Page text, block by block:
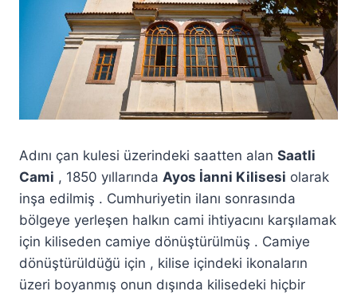
Adını çan kulesi üzerindeki saatten alan Saatli
Cami , 1850 yıllarında Ayos İanni Kilisesi olarak
inşa edilmiş . Cumhuriyetin ilanı sonrasında
bölgeye yerleşen halkın cami ihtiyacını karşılamak
için kiliseden camiye dönüştürülmüş . Camiye
dönüştürüldüğü için , kilise içindeki ikonaların
üzeri boyanmış onun dışında kilisedeki hiçbir